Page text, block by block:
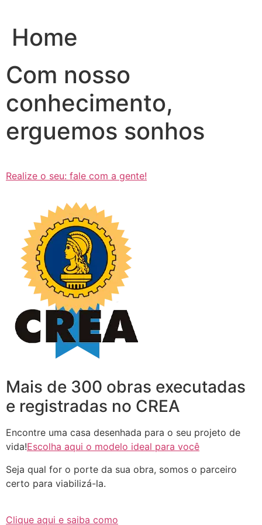
conteúdo
Home
Com nosso
conhecimento,
erguemos sonhos
Realize o seu: fale com a gente!
Mais de 300 obras executadas
e registradas no CREA
Encontre uma casa desenhada para o seu projeto de
vida!Escolha aqui o modelo ideal para você
Seja qual for o porte da sua obra, somos o parceiro
certo para viabilizá-la.
Clique aqui e saiba como